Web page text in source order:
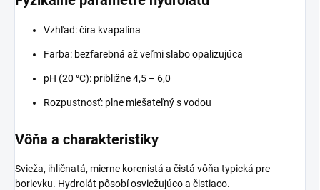
Vzhľad: číra kvapalina
Farba: bezfarebná až veľmi slabo opalizujúca
pH (20 °C): približne 4,5 – 6,0
Rozpustnosť: plne miešateľný s vodou
Vôňa a charakteristiky
Svieža, ihličnatá, mierne korenistá a čistá vôňa typická pre
borievku. Hydrolát pôsobí osviežujúco a čistiaco.